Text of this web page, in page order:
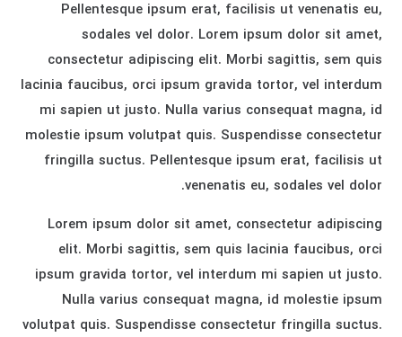
Pellentesque ipsum erat, facilisis ut venenatis eu,
sodales vel dolor. Lorem ipsum dolor sit amet,
consectetur adipiscing elit. Morbi sagittis, sem quis
lacinia faucibus, orci ipsum gravida tortor, vel interdum
mi sapien ut justo. Nulla varius consequat magna, id
molestie ipsum volutpat quis. Suspendisse consectetur
fringilla suctus. Pellentesque ipsum erat, facilisis ut
venenatis eu, sodales vel dolor.
Lorem ipsum dolor sit amet, consectetur adipiscing
elit. Morbi sagittis, sem quis lacinia faucibus, orci
ipsum gravida tortor, vel interdum mi sapien ut justo.
Nulla varius consequat magna, id molestie ipsum
volutpat quis. Suspendisse consectetur fringilla suctus.